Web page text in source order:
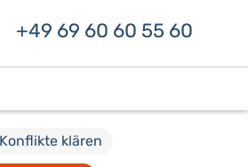
+49 69 60 60 55 60
Konflikte klären